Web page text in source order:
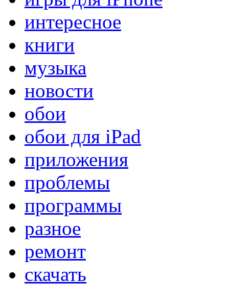
интересное
книги
музыка
новости
обои
обои для iPad
приложения
проблемы
программы
разное
ремонт
скачать